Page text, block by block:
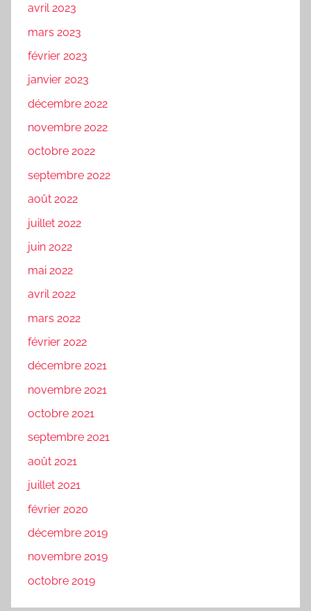
avril 2023
mars 2023
février 2023
janvier 2023
décembre 2022
novembre 2022
octobre 2022
septembre 2022
août 2022
juillet 2022
juin 2022
mai 2022
avril 2022
mars 2022
février 2022
décembre 2021
novembre 2021
octobre 2021
septembre 2021
août 2021
juillet 2021
février 2020
décembre 2019
novembre 2019
octobre 2019